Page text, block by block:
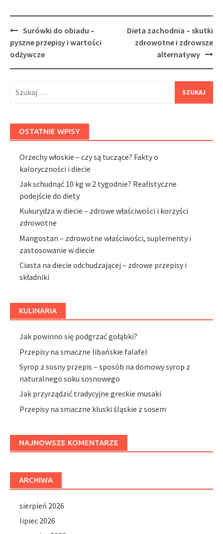
Post
navigation
Surówki do obiadu –
pyszne przepisy i wartości
odżywcze
Dieta zachodnia – skutki
zdrowotne i zdrowsze
alternatywy
OSTATNIE WPISY
Orzechy włoskie – czy są tuczące? Fakty o
kaloryczności i diecie
Jak schudnąć 10 kg w 2 tygodnie? Realistyczne
podejście do diety
Kukurydza w diecie – zdrowe właściwości i korzyści
zdrowotne
Mangostan – zdrowotne właściwości, suplementy i
zastosowanie w diecie
Ciasta na diecie odchudzającej – zdrowe przepisy i
składniki
KULINARIA
Jak powinno się podgrzać gołąbki?
Przepisy na smaczne libańskie falafel
Syrop z sosny przepis – sposób na domowy syrop z
naturalnego soku sosnowego
Jak przyrządzić tradycyjne greckie musaki
Przepisy na smaczne kluski śląskie z sosem
NAJNOWSZE KOMENTARZE
ARCHIWA
sierpień 2026
lipiec 2026